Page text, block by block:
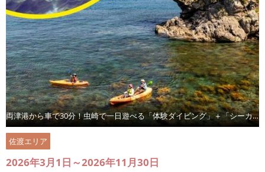
両津港から車で30分！虫崎で一日遊べる「体験ダイビング」＋「シーカヤック」コース
佐渡エリア
2026年3月1日～2026年11月30日